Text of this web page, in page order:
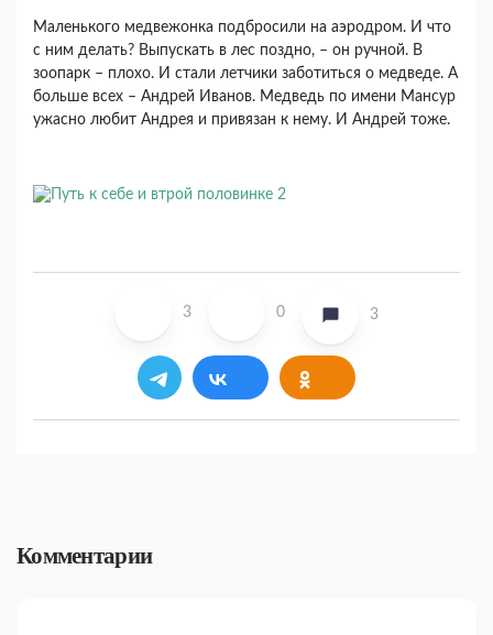
Маленького медвежонка подбросили на аэродром. И что
с ним делать? Выпускать в лес поздно, – он ручной. В
зоопарк – плохо. И стали летчики заботиться о медведе. А
больше всех – Андрей Иванов. Медведь по имени Мансур
ужасно любит Андрея и привязан к нему. И Андрей тоже.
3 0 3
Комментарии